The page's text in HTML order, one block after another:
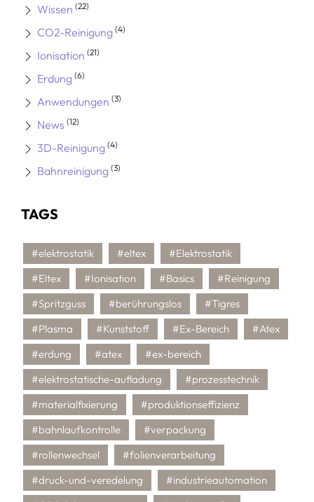
Wissen (22)
CO2-Reinigung (4)
Ionisation (21)
Erdung (6)
Anwendungen (3)
News (12)
3D-Reinigung (4)
Bahnreinigung (3)
TAGS
#elektrostatik #eltex
#Elektrostatik
#Eltex
#Ionisation #Basics
#Reinigung
#Spritzguss
#berührungslos
#Tigres
#Plasma
#Kunststoff #Ex-Bereich
#Atex
#erdung
#atex
#ex-bereich
#elektrostatische-aufladung
#prozesstechnik
#materialfixierung
#produktionseffizienz
#bahnlaufkontrolle
#verpackung
#rollenwechsel
#folienverarbeitung
#druck-und-veredelung
#industrieautomation